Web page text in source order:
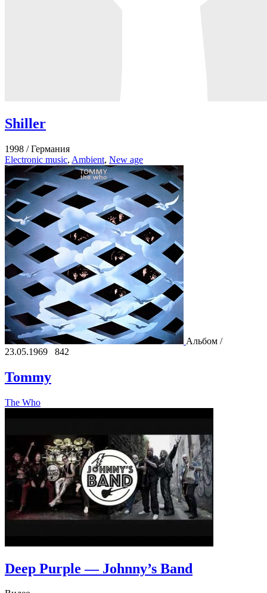
Shiller
1998 /Германия
Electronic music, Ambient, New age
Альбом /
23.05.1969
842
Tommy
The Who
Deep Purple — Johnny’s Band